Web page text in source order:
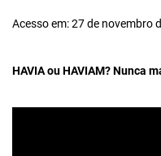
Acesso em: 27 de novembro
HAVIA ou HAVIAM? Nunca